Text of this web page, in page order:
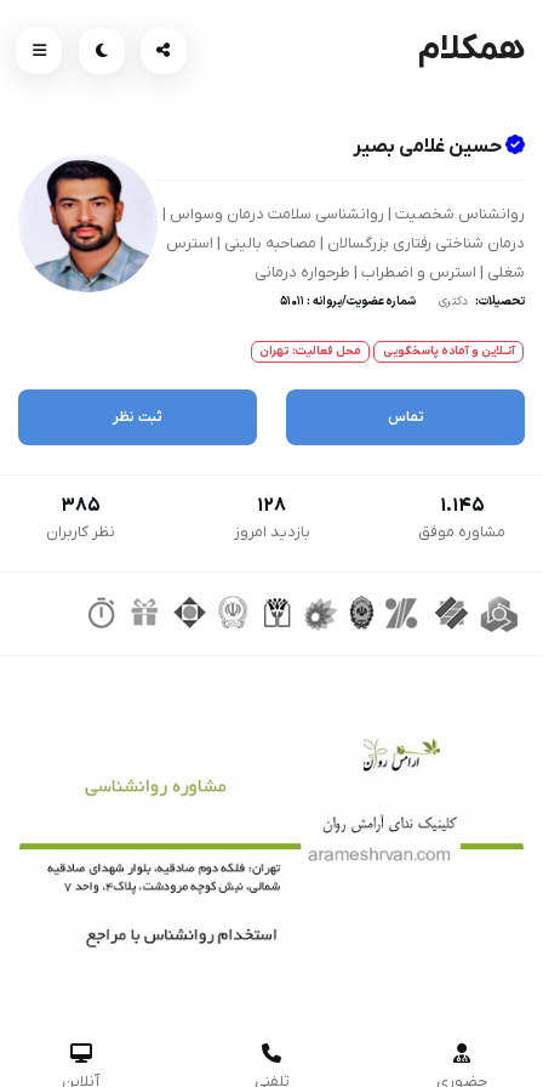
همکلام
حسین غلامی بصیر
روانشناس شخصیت | روانشناسی سلامت درمان وسواس |
درمان شناختی رفتاری بزرگسالان | مصاحبه بالینی | استرس
شغلی | استرس و اضطراب | طرحواره درمانی
تحصیلات: دکتری شماره عضویت/پروانه : 51011
آنــلاین و آماده پاسخگویی محل فعالیت: تهران
تماس ثبت نظر
1.145
مشاوره موفق
128
بازدید امروز
385
نظر کاربران

حضوری

تلفنی

آنلاین